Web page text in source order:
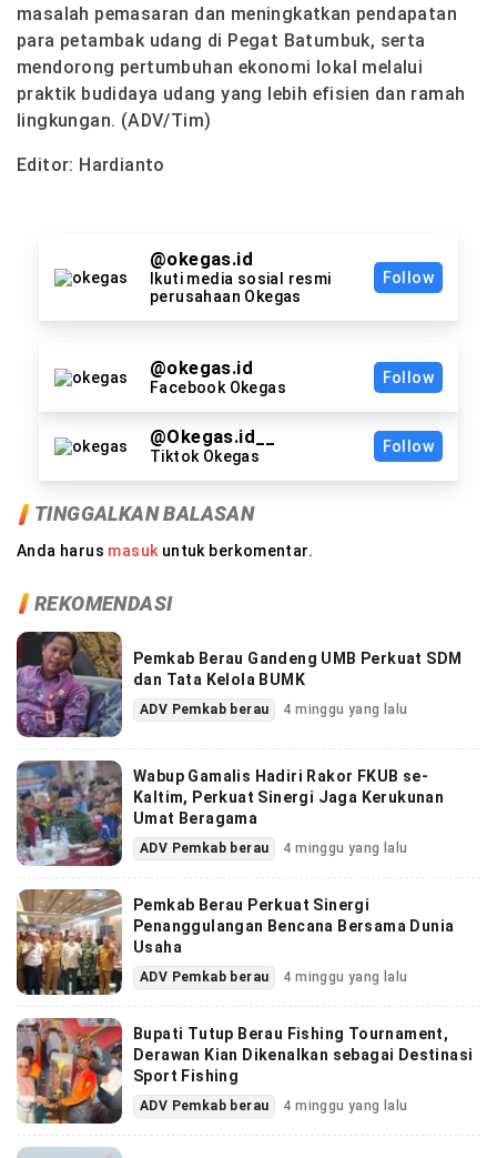
masalah pemasaran dan meningkatkan pendapatan
para petambak udang di Pegat Batumbuk, serta
mendorong pertumbuhan ekonomi lokal melalui
praktik budidaya udang yang lebih efisien dan ramah
lingkungan. (ADV/Tim)
Editor: Hardianto
@okegas.id
Ikuti media sosial resmi
perusahaan Okegas
Follow
@okegas.id
Facebook Okegas
Follow
@Okegas.id__
Tiktok Okegas
Follow
TINGGALKAN BALASAN
Anda harus masuk untuk berkomentar.
REKOMENDASI
Pemkab Berau Gandeng UMB Perkuat SDM
dan Tata Kelola BUMK
ADV Pemkab berau 4 minggu yang lalu
Wabup Gamalis Hadiri Rakor FKUB se-
Kaltim, Perkuat Sinergi Jaga Kerukunan
Umat Beragama
ADV Pemkab berau 4 minggu yang lalu
Pemkab Berau Perkuat Sinergi
Penanggulangan Bencana Bersama Dunia
Usaha
ADV Pemkab berau 4 minggu yang lalu
Bupati Tutup Berau Fishing Tournament,
Derawan Kian Dikenalkan sebagai Destinasi
Sport Fishing
ADV Pemkab berau 4 minggu yang lalu